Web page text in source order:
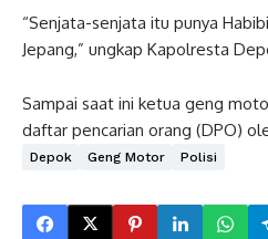
“Senjata-senjata itu punya
Jepang,” ungkap Kapolresta
Sampai saat ini ketua geng
daftar pencarian orang (DPO)
Depok Geng Motor Polisi